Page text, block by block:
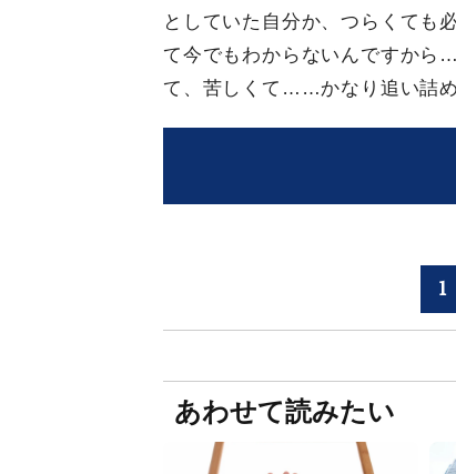
としていた自分か、つらくても
て今でもわからないんですから
て、苦しくて……かなり追い詰
1
あわせて読みたい